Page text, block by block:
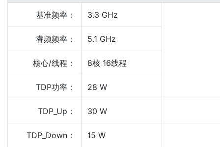
基准频率： 3.3 GHz
睿频频率： 5.1 GHz
核心/线程： 8核 16线程
TDP功率： 28 W
TDP_Up： 30 W
TDP_Down： 15 W